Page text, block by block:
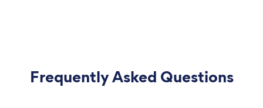
Frequently Asked Questions